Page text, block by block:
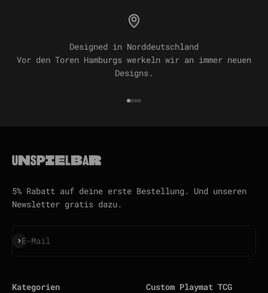
Designed in Norddeutschland
Vor den Toren Hamburgs werkeln wir an immer neuen
Designs.
Gehe zu Element 1
Gehe zu Element 2
Gehe zu Element 3
Gehe zu Element 4
5% Rabatt auf deine erste Bestellung. Und unseren
Newsletter gratis dazu.
E-Mail
Abonnieren
Kategorien
Custom Playmat TCG